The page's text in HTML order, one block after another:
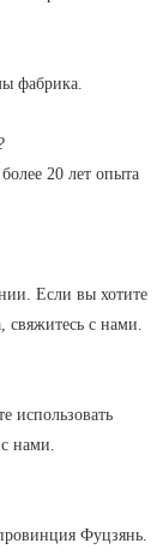
фабрика.
20 лет опыта
Если вы хотите
свяжитесь с нами.
использовать
нами.
Фуцзянь.